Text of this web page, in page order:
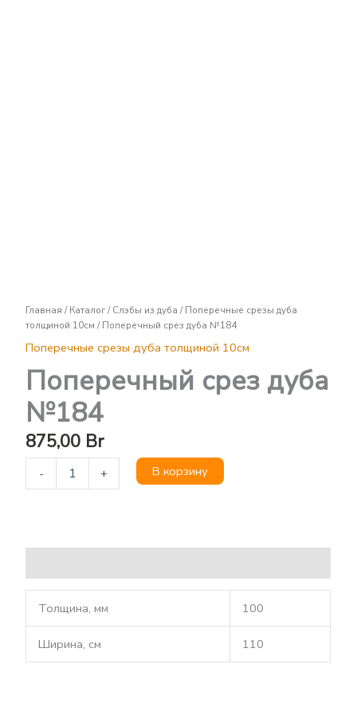
Главная /Каталог/Слэбы из дуба /Поперечные срезы дуба
толщиной 10см / Поперечный срез дуба №184
Поперечные срезы дуба толщиной 10см
Поперечный срез дуба
№184
875,00 Br
- + В корзину
Толщина, мм 100
Ширина, см 110